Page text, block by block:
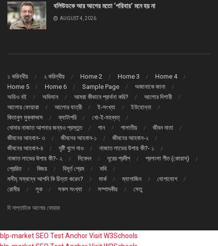
বলিউডকে আর আগের মতো ‘পরিবার’ মনে হয় না
AUGUST 4, 2026
১ করিন্থীয় ২ করিন্থীয় Home 2 Home 3
Home 4
Home 5
Home 6 Sample Page
অজানাকে জানা
অডিও বই
অভিযান আমরা কীভাবে প্রার্থনা করি?
আলোর দিশারী
আলোর ফোয়ারা
আলোর যাত্রী ই-সংখ্যা
ইউহোন্না
কিতাবুল মুক্কাদ্দাস
ক্যাটাগরি
খো-ই-মহব্বত্
খোদার নাজাত আপনার জন্যও প্রস্তুত
গান গালাতীয়
জীবন দাতা
জীবনের আহবান- ৩
জীবনের আহবান-১
জীবনের আহবান-২
জীবনের আহবান-৪
দৃষ্টি খুলে দাও
নাজাত লাভের উপায় কী?- ১
নাজাত লাভের উপায় কী?- ২
নিবেদন নূরের প্রদীপ
প্রশংসা গীত (কোরাস্)
প্রেরিত
বিজয় বিমূর্ত প্রেম
মথি
মসীহ্ সম্বন্ধে আপনি কি চিন্তা করেন?
মার্ক ম্যাগাজিন
যোগাযোগ
রোমীয়
লূক সকল সংখ্যা সম্পাদকীয় সেতু
দি সাপ্তাহিক আলোর ফোয়ারা
blp-marketSEO Test AnchorVisit W3Schools